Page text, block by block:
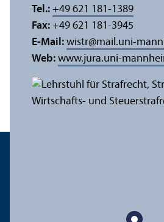
Tel.: +49 621 181-1389
Fax: +49 621 181-3945
E-Mail: wistr@mail.uni-
Web: www.jura.uni-